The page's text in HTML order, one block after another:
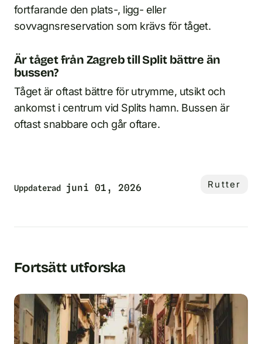
fortfarande den plats-, ligg- eller
sovvagnsreservation som krävs för tåget.
Är tåget från Zagreb till Split bättre än
bussen?
Tåget är oftast bättre för utrymme, utsikt och
ankomst i centrum vid Splits hamn. Bussen är
oftast snabbare och går oftare.
Uppdaterad juni 01, 2026 Rutter
Fortsätt utforska